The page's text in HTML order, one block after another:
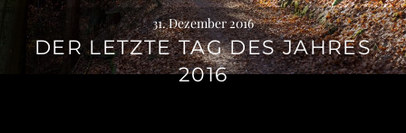
31. Dezember 2016
DER LETZTE TAG DES JAHRES
2016